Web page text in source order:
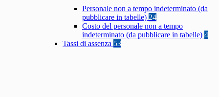
Personale non a tempo indeterminato (da
pubblicare in tabelle) 24
Costo del personale non a tempo
indeterminato (da pubblicare in tabelle) 4
Tassi di assenza 53